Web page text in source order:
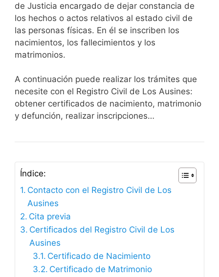
de Justicia encargado de dejar constancia de
los hechos o actos relativos al estado civil de
las personas físicas. En él se inscriben los
nacimientos, los fallecimientos y los
matrimonios.
A continuación puede realizar los trámites que
necesite con el Registro Civil de Los Ausines:
obtener certificados de nacimiento, matrimonio
y defunción, realizar inscripciones…
Índice:
Contacto con el Registro Civil de Los
Ausines
Cita previa
Certificados del Registro Civil de Los
Ausines
Certificado de Nacimiento
Certificado de Matrimonio